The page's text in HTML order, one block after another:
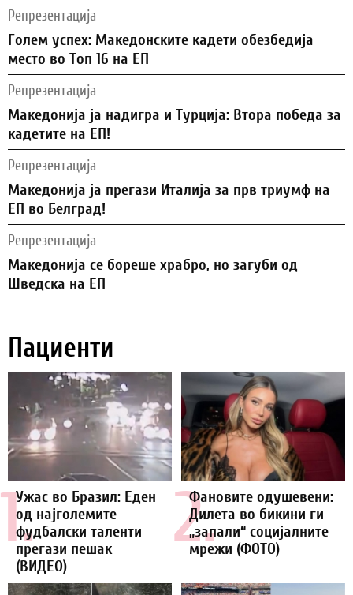
Репрезентација
Голем успех: Македонските кадети обезбедија
место во Топ 16 на ЕП
Репрезентација
Македонија ја надигра и Турција: Втора победа за
кадетите на ЕП!
Репрезентација
Македонија ја прегази Италија за прв триумф на
ЕП во Белград!
Репрезентација
Македонија се бореше храбро, но загуби од
Шведска на ЕП
Пациенти
1.
Ужас во Бразил: Еден
од најголемите
фудбалски таленти
прегази пешак
(ВИДЕО)
2.
Фановите одушевени:
Дилета во бикини ги
„запали“ социјалните
мрежи (ФОТО)